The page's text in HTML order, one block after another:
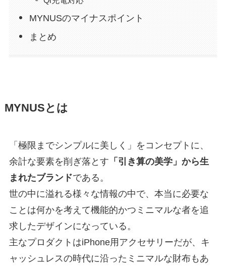
MYNUSのマイナスポイント
まとめ
MYNUSとは
「極限までシンプルに美しく」をコンセプトに、
余計な要素を削ぎ落とす 「引き算の美学」から生
まれたブランドである。
世の中に溢れる様々な情報の中で、本当に必要な
ことは何かを考えて機能的かつミニマルな者を追
求したデザインになっている。
主なプロダクトはiPhone用アクセサリーだが、キ
ャッシュレスの時代に沿ったミニマルな財布もあ